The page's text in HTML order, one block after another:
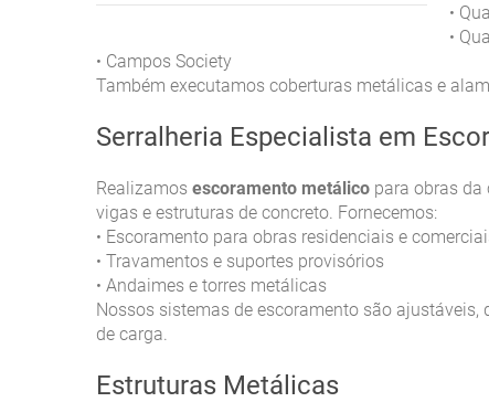
•
•
• Campos Society
Também executamos coberturas metálicas e
Serralheria Especialista em
Realizamos escoramento metálico para obras da
vigas e estruturas de concreto. Fornecemos:
• Escoramento para obras residenciais e
• Travamentos e suportes provisórios
• Andaimes e torres metálicas
Nossos sistemas de escoramento são
de carga.
Estruturas Metálicas